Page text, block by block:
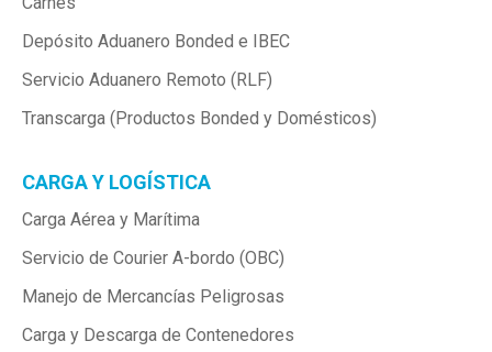
Depósito Aduanero Bonded e IBEC
Servicio Aduanero Remoto (RLF)
Transcarga (Productos Bonded y Domésticos)
CARGA Y LOGÍSTICA
Carga Aérea y Marítima
Servicio de Courier A-bordo (OBC)
Manejo de Mercancías Peligrosas
Carga y Descarga de Contenedores